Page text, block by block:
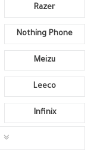
Razer
Nothing Phone
Meizu
Leeco
Infinix